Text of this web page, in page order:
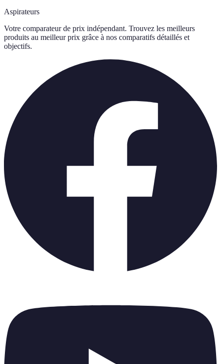
Aspirateurs
Votre comparateur de prix indépendant. Trouvez les meilleurs
produits au meilleur prix grâce à nos comparatifs détaillés et
objectifs.